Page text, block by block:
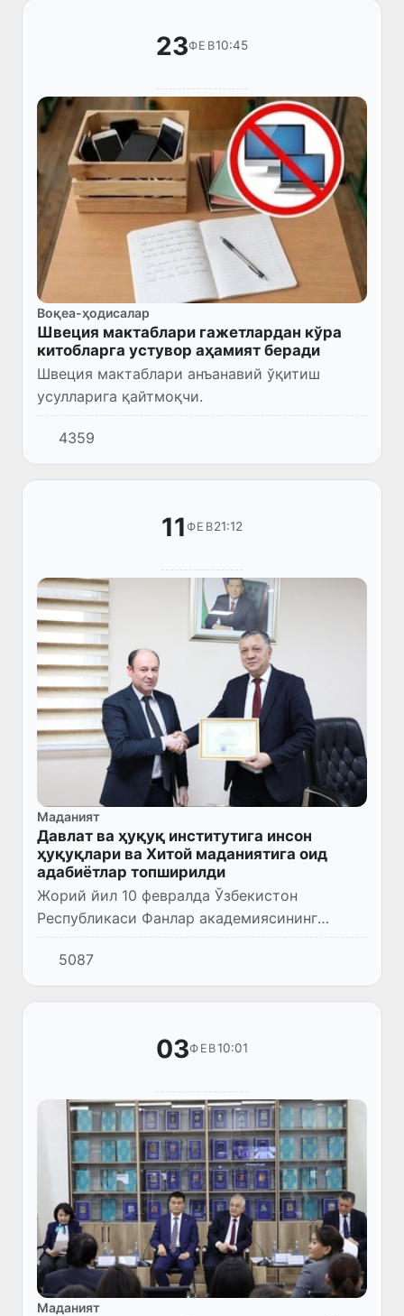
23ФЕВ10:45
Воқеа-ҳодисалар
Швеция мактаблари гажетлардан кўра
китобларга устувор аҳамият беради
Швеция мактаблари анъанавий ўқитиш
усулларига қайтмоқчи.
4359
11 ФЕВ21:12
Маданият
Давлат ва ҳуқуқ институтига инсон
ҳуқуқлари ва Хитой маданиятига оид
адабиётлар топширилди
Жорий йил 10 февралда Ўзбекистон
Республикаси Фанлар академиясининг
Давлат ва ҳуқуқ институтида муҳим
маънавий-маърифий тадбир бўлиб ўтди.
5087
03ФЕВ10:01
Маданият